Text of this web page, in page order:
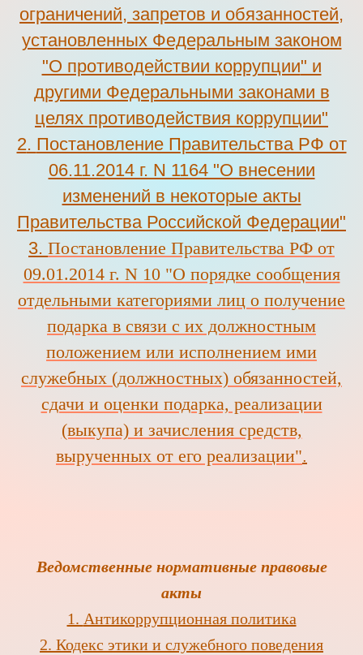
ограничений, запретов и обязанностей,
установленных Федеральным законом
"О противодействии коррупции" и
другими Федеральными законами в
целях противодействия коррупции"
2. Постановление Правительства РФ от
06.11.2014 г. N 1164 "О внесении
изменений в некоторые акты
Правительства Российской Федерации"
3. Постановление Правительства РФ от
09.01.2014 г. N 10 "О порядке сообщения
отдельными категориями лиц о получение
подарка в связи с их должностным
положением или исполнением ими
служебных (должностных) обязанностей,
сдачи и оценки подарка, реализации
(выкупа) и зачисления средств,
вырученных от его реализации".
Ведомственные нормативные правовые
акты
1. Антикоррупционная политика
2. Кодекс этики и служебного поведения